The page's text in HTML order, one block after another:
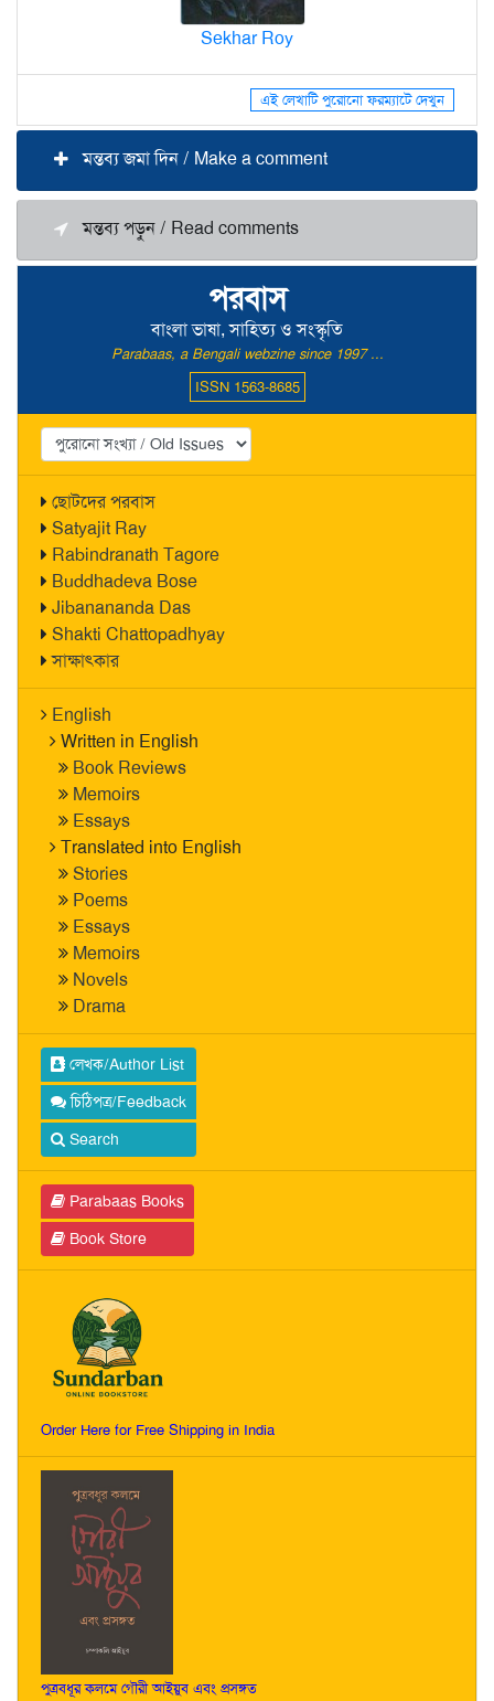
পরবাস
বাংলা ভাষা, সাহিত্য ও সংস্কৃতি
Parabaas, a Bengali webzine since 1997 ...
ISSN 1563-8685
ছোটদের পরবাস
Satyajit Ray
Rabindranath Tagore
Buddhadeva Bose
Jibanananda Das
Shakti Chattopadhyay
সাক্ষাৎকার
English
Written in English
Book Reviews
Memoirs
Essays
Translated into English
Stories
Poems
Essays
Memoirs
Novels
Drama
লেখক/Author List
চিঠিপত্র/Feedback
Search
Parabaas Books
Book Store
Order Here for Free Shipping in India
পুত্রবধূর কলমে গৌরী আইয়ুব এবং প্রসঙ্গত
Sekhar Roy
এই লেখাটি পুরোনো ফরম্যাটে দেখুন
মন্তব্য জমা দিন / Make a comment
মন্তব্য পড়ুন / Read comments